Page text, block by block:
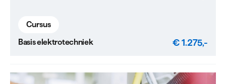
Basis elektrotechniek
Cursus
€ 1.275,-